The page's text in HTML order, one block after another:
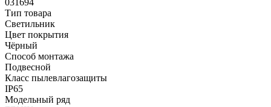
031694
Тип товара
Светильник
Цвет покрытия
Чёрный
Способ монтажа
Подвесной
Класс пылевлагозащиты
IP65
Модельный ряд